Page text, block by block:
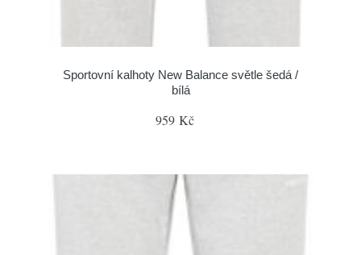
Sportovní kalhoty New Balance světle šedá /
bílá
959 Kč